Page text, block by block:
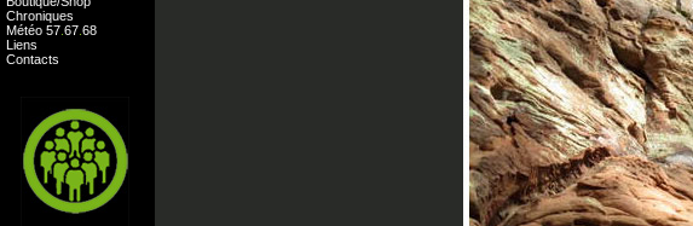
Chroniques
Météo 57 67 68
Liens
Contacts